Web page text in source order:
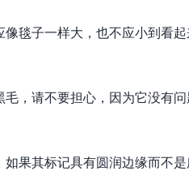
像毯子一样大，也不应小到看
毛，请不要担心，因为它没有
如果其标记具有圆润边缘而不